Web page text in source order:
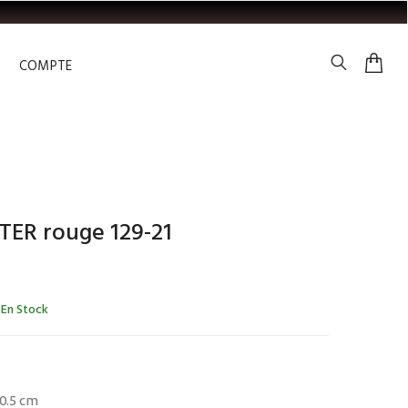
COMPTE
rouge 129-21
En Stock
cm